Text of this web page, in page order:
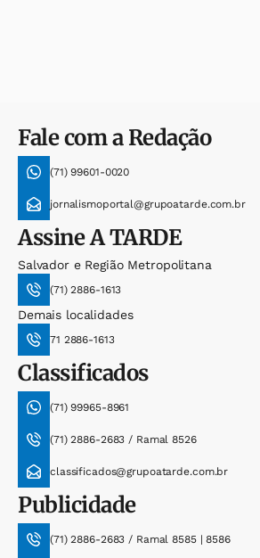
Fale com a Redação
(71) 99601-0020
jornalismoportal@grupoatarde.com.br
AssineA TARDE
Salvador e Região Metropolitana
(71) 2886-1613
Demais localidades
71 2886-1613
Classificados
(71) 99965-8961
(71) 2886-2683 / Ramal 8526
classificados@grupoatarde.com.br
Publicidade
(71) 2886-2683 / Ramal 8585 | 8586